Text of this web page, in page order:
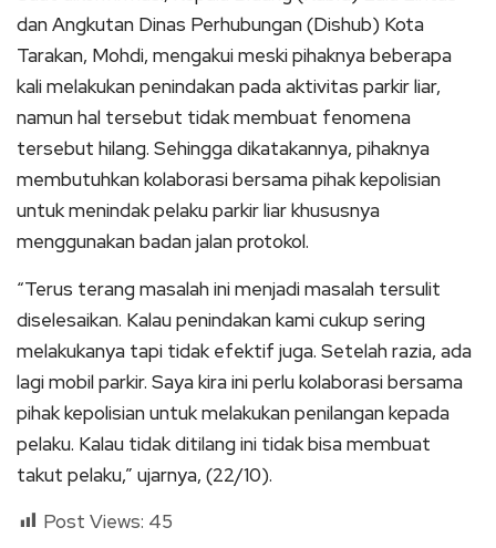
dan Angkutan Dinas Perhubungan (Dishub) Kota
Tarakan, Mohdi, mengakui meski pihaknya beberapa
kali melakukan penindakan pada aktivitas parkir liar,
namun hal tersebut tidak membuat fenomena
tersebut hilang. Sehingga dikatakannya, pihaknya
membutuhkan kolaborasi bersama pihak kepolisian
untuk menindak pelaku parkir liar khususnya
menggunakan badan jalan protokol.
“Terus terang masalah ini menjadi masalah tersulit
diselesaikan. Kalau penindakan kami cukup sering
melakukanya tapi tidak efektif juga. Setelah razia, ada
lagi mobil parkir. Saya kira ini perlu kolaborasi bersama
pihak kepolisian untuk melakukan penilangan kepada
pelaku. Kalau tidak ditilang ini tidak bisa membuat
takut pelaku,” ujarnya, (22/10).
Post Views: 45